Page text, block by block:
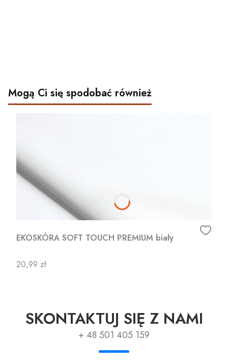
Mogą Ci się spodobać również
EKOSKÓRA SOFT TOUCH PREMIUM biały
Cena
20,99 zł
SKONTAKTUJ SIĘ Z NAMI
+ 48 501 405 159